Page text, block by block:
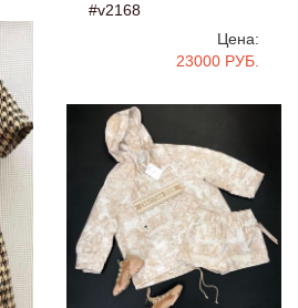
#v2168
Цена:
23000 РУБ.